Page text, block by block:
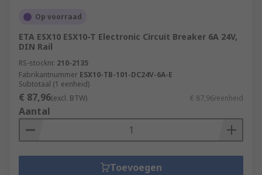
Op voorraad
ETA ESX10 ESX10-T Electronic Circuit Breaker 6A 24V,
DIN Rail
RS-stocknr. 210-2135
Fabrikantnummer ESX10-TB-101-DC24V-6A-E
Subtotaal (1 eenheid)
€ 87,96(excl. BTW) € 87,96/eenheid
Aantal
Toevoegen